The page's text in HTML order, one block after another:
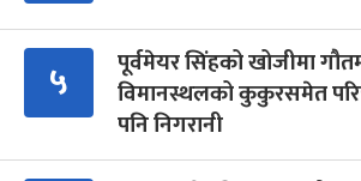
५
पूर्वमेयर सिंहको खोजीमा
विमानस्थलको कुकुरसमेत
पनि निगरानी